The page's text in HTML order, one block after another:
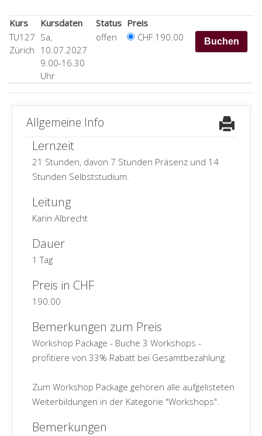
Kurs Kursdaten Status Preis
TU127
Zürich
Sa,
10.07.2027
9.00-16.30
Uhr
offen CHF 190.00
Allgemeine Info
Lernzeit
21 Stunden, davon 7 Stunden Präsenz und 14
Stunden Selbststudium.
Leitung
Karin Albrecht
Dauer
1 Tag
Preis in CHF
190.00
Bemerkungen zum Preis
Workshop Package - Buche 3 Workshops -
profitiere von 33% Rabatt bei Gesamtbezahlung.
Zum Workshop Package gehören alle aufgelisteten
Weiterbildungen in der Kategorie "Workshops".
Bemerkungen